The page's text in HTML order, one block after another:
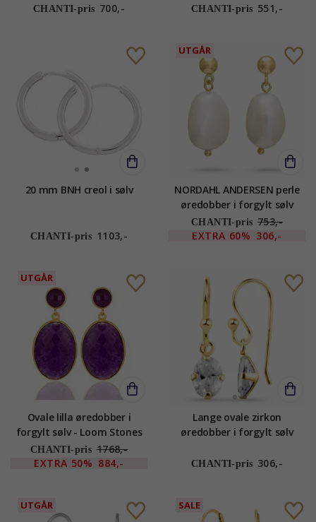
CHANTI-pris 700,- CHANTI-pris 551,-
20 mm BNH creol i sølv
CHANTI-pris 1103,-
UTGÅR
NORDAHL ANDERSEN perle
øredobber i forgylt sølv
CHANTI-pris 753,-
EXTRA 60% 306,-
UTGÅR
Ovale lilla øredobber i
forgylt sølv - Loom Stones
CHANTI-pris 1768,-
EXTRA 50% 884,-
Lange ovale zirkon
øredobber i forgylt sølv
CHANTI-pris 306,-
UTGÅR SALE